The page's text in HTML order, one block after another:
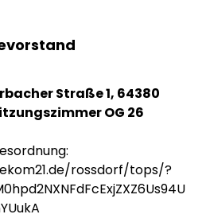
Straße 1, 64380
OG 26
rossdorf/tops/?